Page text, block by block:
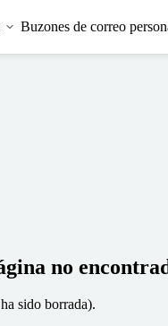
Buzones de correo
no
sido borrada).